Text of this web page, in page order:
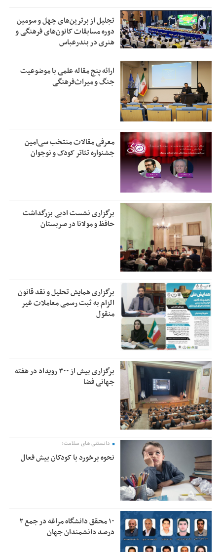
تجلیل از بر‌ترین‌های چهل و سومین
دوره مسابقات کانون‌های فرهنگی و
هنری در بندرعباس
ارائه پنج مقاله علمی با موضوعیت
جنگ و میراث‌فرهنگی
معرفی مقالات منتخب سی‌امین
جشنواره تئاتر کودک و نوجوان
برگزاری نشست ادبی بزرگداشت
حافظ و مولانا در صربستان
برگزاری همایش تحلیل و نقد قانون
الزام به ثبت رسمی معاملات غیر
منقول
برگزاری بیش از ۳۰۰ رویداد در هفته
جهانی فضا
دانستنی های سلامت؛
نحوه برخورد با کودکان بیش فعال
۱۰ محقق دانشگاه مراغه در جمع ۲
درصد دانشمندان جهان